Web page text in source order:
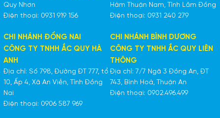
Quy Nhơn
Điện thoại: 0931 919 156
Hàm Thuận Nam, Tỉnh Lâm Đồng
Điện thoại: 0931 240 279
CHI NHÁNH ĐỒNG NAI
CÔNG TY TNHH ẮC QUY HÀ
ANH
Địa chỉ: Số 798, Đường ĐT 777, tổ
10, Ấp 4, Xã An Viễn, Tỉnh Đồng
Nai
Điện thoại: 0906 587 969
CHI NHÁNH BÌNH DƯƠNG
CÔNG TY TNHH ẮC QUY LIÊN
THÔNG
Địa chỉ: 7/7 Ngã 3 Đồng An, ĐT
743, Bình Hoà, Thuận An
Điện thoại: 0902.496.499